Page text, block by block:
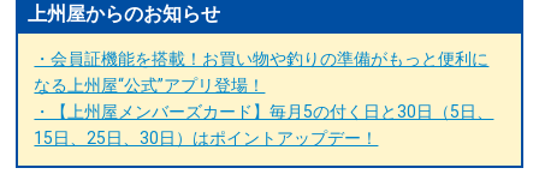
上州屋からのお知らせ
・会員証機能を搭載！お買い物や釣りの準備がもっと便利に
なる上州屋“公式”アプリ登場！
・【上州屋メンバーズカード】毎月5の付く日と30日（5日、
15日、25日、30日）はポイントアップデー！